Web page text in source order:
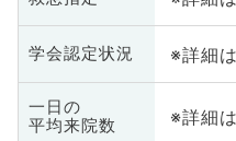
学会認定状況 ※詳細
一日の
平均来院数
※詳細